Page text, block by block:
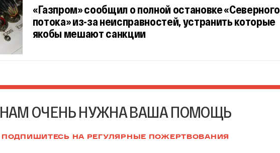
«Газпром» сообщил о полной остановке «Северного
потока» из-за неисправностей, устранить которые
якобы мешают санкции
НАМ ОЧЕНЬ НУЖНА ВАША ПОМОЩЬ
ПОДПИШИТЕСЬ НА РЕГУЛЯРНЫЕ ПОЖЕРТВОВАНИЯ